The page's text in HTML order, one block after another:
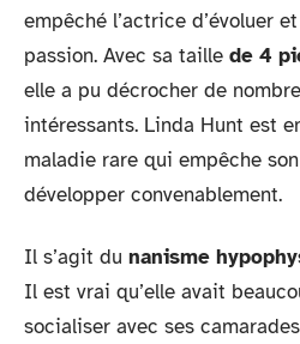
empêché l’actrice d’évoluer
passion. Avec sa taille de 4
elle a pu décrocher de
intéressants. Linda Hunt est
maladie rare qui empêche
développer convenablement.
Il s’agit du nanisme
Il est vrai qu’elle avait
socialiser avec ses